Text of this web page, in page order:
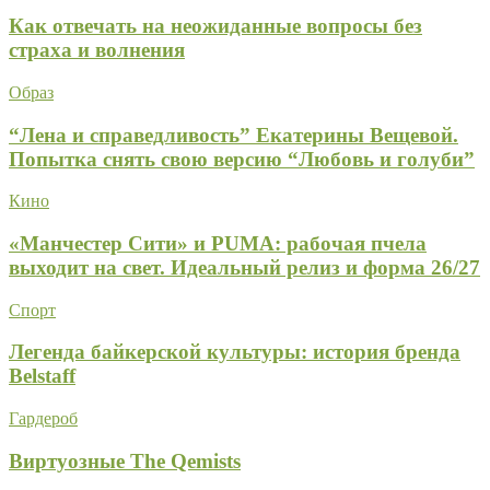
Как отвечать на неожиданные вопросы без
страха и волнения
Образ
“Лена и справедливость” Екатерины Вещевой.
Попытка снять свою версию “Любовь и голуби”
Кино
«Манчестер Сити» и PUMA: рабочая пчела
выходит на свет. Идеальный релиз и форма 26/27
Спорт
Легенда байкерской культуры: история бренда
Belstaff
Гардероб
Виртуозные The Qemists